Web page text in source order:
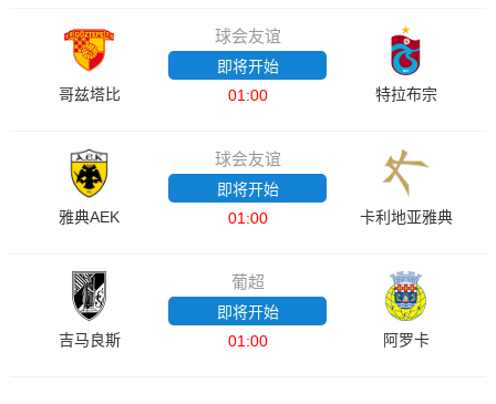
哥兹塔比
球会友谊
即将开始
01:00
特拉布宗
雅典AEK
球会友谊
即将开始
01:00
卡利地亚雅典
吉马良斯
葡超
即将开始
01:00
阿罗卡